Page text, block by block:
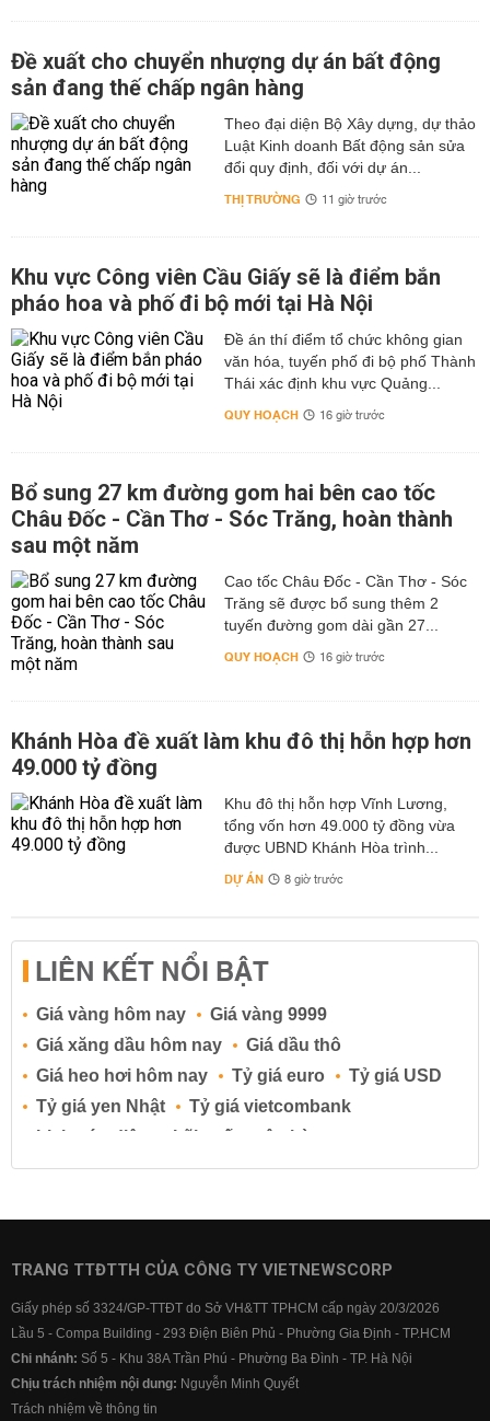
Đề xuất cho chuyển nhượng dự án bất động
sản đang thế chấp ngân hàng
Theo đại diện Bộ Xây dựng, dự thảo
Luật Kinh doanh Bất động sản sửa
đổi quy định, đối với dự án...
THỊ TRƯỜNG 11 giờ trước
Khu vực Công viên Cầu Giấy sẽ là điểm bắn
pháo hoa và phố đi bộ mới tại Hà Nội
Đề án thí điểm tổ chức không gian
văn hóa, tuyến phố đi bộ phố Thành
Thái xác định khu vực Quảng...
QUY HOẠCH 16 giờ trước
Bổ sung 27 km đường gom hai bên cao tốc
Châu Đốc - Cần Thơ - Sóc Trăng, hoàn thành
sau một năm
Cao tốc Châu Đốc - Cần Thơ - Sóc
Trăng sẽ được bổ sung thêm 2
tuyến đường gom dài gần 27...
QUY HOẠCH 16 giờ trước
Khánh Hòa đề xuất làm khu đô thị hỗn hợp hơn
49.000 tỷ đồng
Khu đô thị hỗn hợp Vĩnh Lương,
tổng vốn hơn 49.000 tỷ đồng vừa
được UBND Khánh Hòa trình...
DỰ ÁN 8 giờ trước
LIÊN KẾT NỔI BẬT
Giá vàng hôm nay
Giá vàng 9999
Giá xăng dầu hôm nay
Giá dầu thô
Giá heo hơi hôm nay
Tỷ giá euro
Tỷ giá USD
Tỷ giá yen Nhật
Tỷ giá vietcombank
Lịch cúp điện
Lãi suất ngân hàng
Lãi suất tiết kiệm
Lãi suất tiền gửi
Lãi suất ngân hàng BIDV
Lãi suất ngân hàng Vietcombank
TRANG TTĐTTH CỦA CÔNG TY VIETNEWSCORP
Giấy phép số 3324/GP-TTĐT do Sở VH&TT TPHCM cấp ngày 20/3/2026
Lầu 5 - Compa Building - 293 Điện Biên Phủ - Phường Gia Định - TP.HCM
Chi nhánh: Số 5 - Khu 38A Trần Phú - Phường Ba Đình - TP. Hà Nội
Chịu trách nhiệm nội dung: Nguyễn Minh Quyết
Trách nhiệm về thông tin